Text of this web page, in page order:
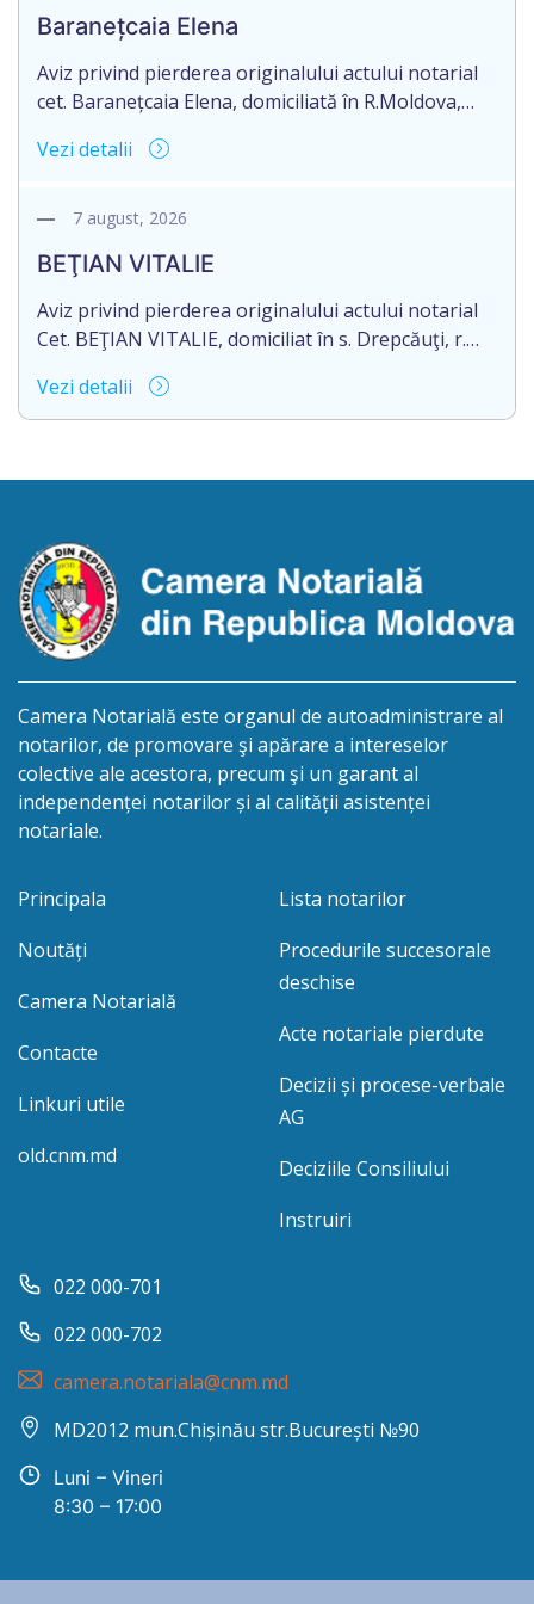
Baranețcaia Elena
Aviz privind pierderea originalului actului notarial
cet. Baranețcaia Elena, domiciliată în R.Moldova,
pierderea originalului actului notarial: contract de
autentificat de notarul Nimerenco Silvia.
Vezi detalii
7 august, 2026
BEŢIAN VITALIE
Aviz privind pierderea originalului actului notarial
Cet. BEŢIAN VITALIE, domiciliat în s. Drepcăuţi, r.
pierderea originalul actului notarial: Certificatului
de moștenitor legal nr. 9190 din 16.11.2005, eliberat
Lidia.
Vezi detalii
Camera Notarială este organul de autoadministrare al
notarilor, de promovare şi apărare a intereselor
colective ale acestora, precum şi un garant al
independenței notarilor și al calității asistenței
notariale.
Principala
Noutăți
Camera Notarială
Contacte
Linkuri utile
old.cnm.md
Lista notarilor
Procedurile succesorale
deschise
Acte notariale pierdute
Decizii și procese-verbale
AG
Deciziile Consiliului
Instruiri
022 000-701
022 000-702
camera.notariala@cnm.md
MD2012 mun.Chișinău str.București №90
Luni – Vineri
8:30 – 17:00